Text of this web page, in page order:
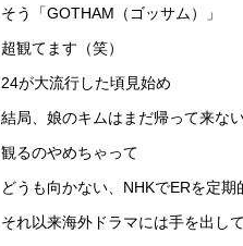
そう「GOTHAM（ゴッサム）」
超観てます（笑）
24が大流行した頃見始め
結局、娘のキムはまだ帰って来な
観るのやめちゃって
どうも向かない、NHKでERを定
それ以来海外ドラマには手を出し